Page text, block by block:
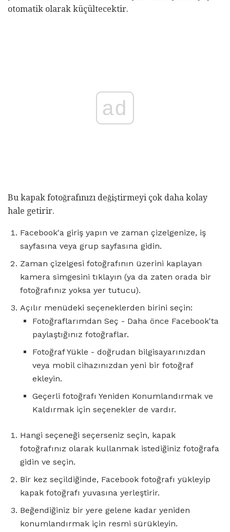
otomatik olarak küçültecektir.
ad
Bu kapak fotoğrafınızı değiştirmeyi çok daha kolay
hale getirir.
Facebook'a giriş yapın ve zaman çizelgenize, iş
sayfasına veya grup sayfasına gidin.
Zaman çizelgesi fotoğrafının üzerini kaplayan
kamera simgesini tıklayın (ya da zaten orada bir
fotoğrafınız yoksa yer tutucu).
Açılır menüdeki seçeneklerden birini seçin:
Fotoğraflarımdan Seç - Daha önce Facebook'ta
paylaştığınız fotoğraflar.
Fotoğraf Yükle - doğrudan bilgisayarınızdan
veya mobil cihazınızdan yeni bir fotoğraf
ekleyin.
Geçerli fotoğrafı Yeniden Konumlandırmak ve
Kaldırmak için seçenekler de vardır.
Hangi seçeneği seçerseniz seçin, kapak
fotoğrafınız olarak kullanmak istediğiniz fotoğrafa
gidin ve seçin.
Bir kez seçildiğinde, Facebook fotoğrafı yükleyip
kapak fotoğrafı yuvasına yerleştirir.
Beğendiğiniz bir yere gelene kadar yeniden
konumlandırmak için resmi sürükleyin.